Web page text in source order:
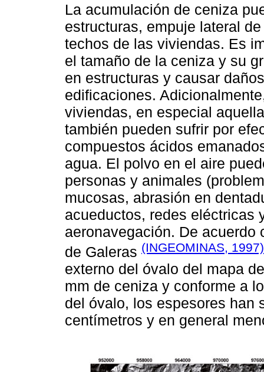
La acumulación de ceniza
estructuras, empuje lateral
techos de las viviendas. Es
el tamaño de la ceniza y su
en estructuras y causar
edificaciones.
viviendas, en especial
también pueden sufrir por
compuestos ácidos
agua. El polvo en el aire
personas y animales
mucosas, abrasión en
acueductos, redes eléctricas
aeronavegación. De
de Galeras (INGEOMINAS, 1997)
externo del óvalo del mapa
mm de ceniza y conforme a
del óvalo, los espesores han
centímetros y en general